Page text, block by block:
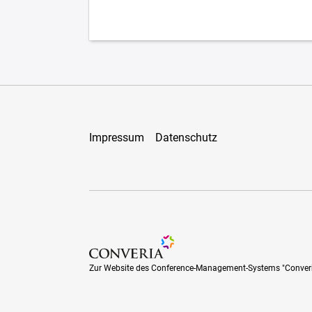
Impressum Datenschutz
Zur Website des Conference-Management-
Zur Website des Conference-Management-Systems